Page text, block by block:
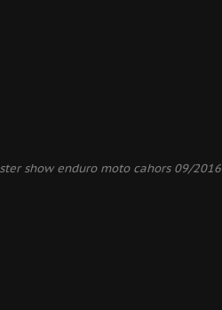
show enduro moto cahors 09/2016